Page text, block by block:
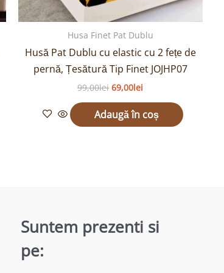
Husa Finet Pat Dublu
Husă Pat Dublu cu elastic cu 2 fețe de
pernă, Țesătură Tip Finet JOJHP07
99,00lei 69,00lei
Adaugă în coș
Suntem prezenti si
pe: